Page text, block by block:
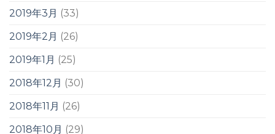
2019年3月 (33)
2019年2月 (26)
2019年1月 (25)
2018年12月 (30)
2018年11月 (26)
2018年10月 (29)